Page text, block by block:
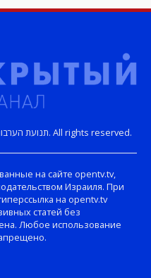
Copyright © Открытый телеканал. תנועת הערבות. All rights reserved.
на сайте opentv.tv,
Израиля. При
на opentv.tv
статей без
Любое использование